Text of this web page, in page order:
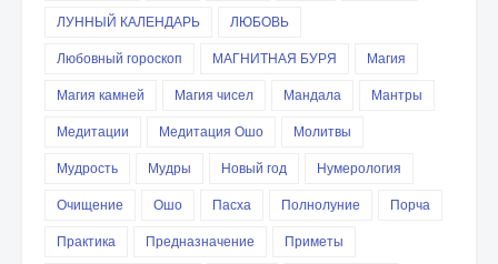
ЛУННЫЙ КАЛЕНДАРЬ
ЛЮБОВЬ
Любовный гороскоп
МАГНИТНАЯ БУРЯ
Магия
Магия камней
Магия чисел Мандала
Мантры
Медитации
Медитация Ошо
Молитвы
Мудрость
Мудры Новый год
Нумерология
Очищение
Ошо Пасха Полнолуние
Порча
Практика
Предназначение
Приметы